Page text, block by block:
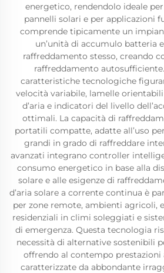
energetico, rendendolo ideale
pannelli solari e per applicazioni
comprende tipicamente un
un’unità di accumulo batteria
raffreddamento stesso, creando
raffreddamento
caratteristiche tecnologiche
velocità variabile, lamelle
d’aria e indicatori del livello
ottimali. La capacità di
portatili compatte, adatte all’uso
grandi in grado di raffreddare
avanzati integrano controller
consumo energetico in base alla
solare e alle esigenze di
d’aria solare a corrente continua è
per zone remote, ambienti agricoli,
residenziali in climi soleggiati e
di emergenza. Questa tecnologia
necessità di alternative sostenibili
offrendo al contempo prestazioni
caratterizzate da abbondante